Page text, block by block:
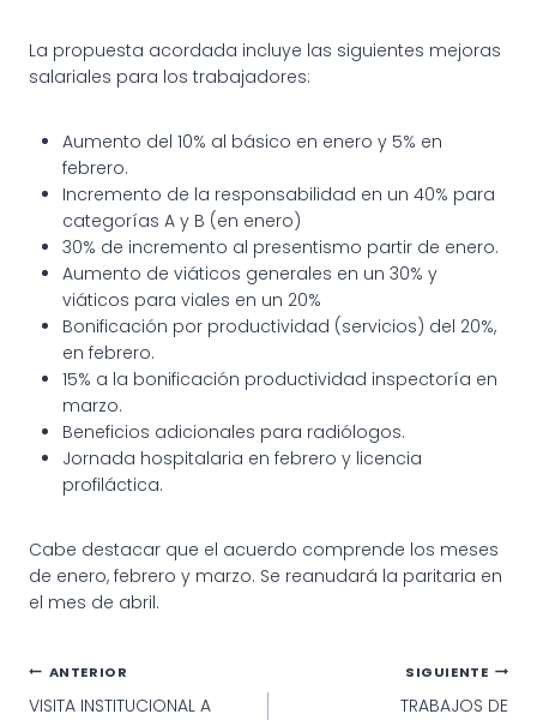
La propuesta acordada incluye las siguientes mejoras
salariales para los trabajadores:
Aumento del 10% al básico en enero y 5% en
febrero.
Incremento de la responsabilidad en un 40% para
categorías A y B (en enero)
30% de incremento al presentismo partir de enero.
Aumento de viáticos generales en un 30% y
viáticos para viales en un 20%
Bonificación por productividad (servicios) del 20%,
en febrero.
15% a la bonificación productividad inspectoría en
marzo.
Beneficios adicionales para radiólogos.
Jornada hospitalaria en febrero y licencia
profiláctica.
Cabe destacar que el acuerdo comprende los meses
de enero, febrero y marzo. Se reanudará la paritaria en
el mes de abril.
Navegación
ANTERIOR
VISITA INSTITUCIONAL A
SIGUIENTE
TRABAJOS DE